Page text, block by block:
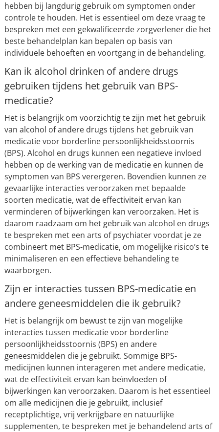
hebben bij langdurig gebruik om symptomen onder
controle te houden. Het is essentieel om deze vraag te
bespreken met een gekwalificeerde zorgverlener die het
beste behandelplan kan bepalen op basis van
individuele behoeften en voortgang in de behandeling.
Kan ik alcohol drinken of andere drugs
gebruiken tijdens het gebruik van BPS-
medicatie?
Het is belangrijk om voorzichtig te zijn met het gebruik
van alcohol of andere drugs tijdens het gebruik van
medicatie voor borderline persoonlijkheidsstoornis
(BPS). Alcohol en drugs kunnen een negatieve invloed
hebben op de werking van de medicatie en kunnen de
symptomen van BPS verergeren. Bovendien kunnen ze
gevaarlijke interacties veroorzaken met bepaalde
soorten medicatie, wat de effectiviteit ervan kan
verminderen of bijwerkingen kan veroorzaken. Het is
daarom raadzaam om het gebruik van alcohol en drugs
te bespreken met een arts of psychiater voordat je ze
combineert met BPS-medicatie, om mogelijke risico’s te
minimaliseren en een effectieve behandeling te
waarborgen.
Zijn er interacties tussen BPS-medicatie en
andere geneesmiddelen die ik gebruik?
Het is belangrijk om bewust te zijn van mogelijke
interacties tussen medicatie voor borderline
persoonlijkheidsstoornis (BPS) en andere
geneesmiddelen die je gebruikt. Sommige BPS-
medicijnen kunnen interageren met andere medicatie,
wat de effectiviteit ervan kan beïnvloeden of
bijwerkingen kan veroorzaken. Daarom is het essentieel
om alle medicijnen die je gebruikt, inclusief
receptplichtige, vrij verkrijgbare en natuurlijke
supplementen, te bespreken met je behandelend arts of